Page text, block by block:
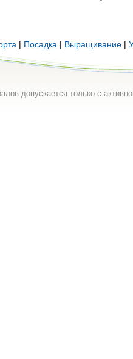
| Посадка | Выращивание |
допускается только с